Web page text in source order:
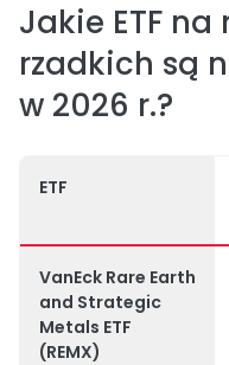
Jakie ETF
rzadkich są
w 2026 r.?
ETF
VanEck Rare Earth
and Strategic
Metals ETF
(REMX)